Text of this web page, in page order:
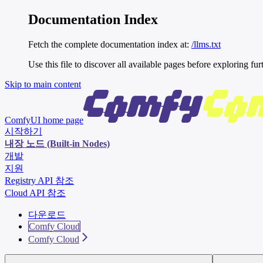
Documentation Index
Fetch the complete documentation index at: /llms.txt
Use this file to discover all available pages before exploring
Skip to main content
ComfyUI home page
시작하기
내장 노드 (Built-in Nodes)
개발
지원
Registry API 참조
Cloud API 참조
다운로드
Comfy Cloud
Comfy Cloud